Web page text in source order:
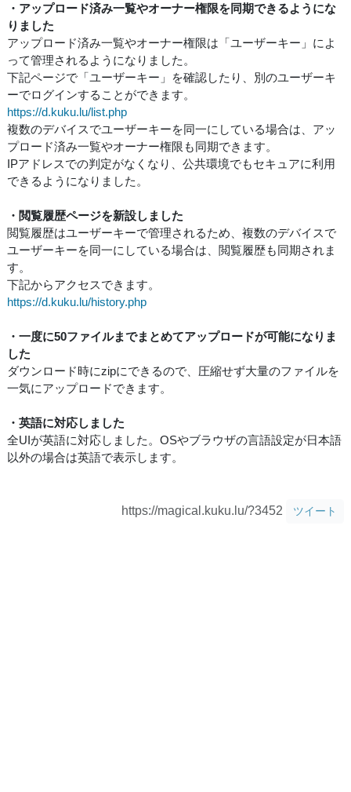
・アップロード済み一覧やオーナー権限を同期できるようにな
りました
アップロード済み一覧やオーナー権限は「ユーザーキー」によ
って管理されるようになりました。
下記ページで「ユーザーキー」を確認したり、別のユーザーキ
ーでログインすることができます。
https://d.kuku.lu/list.php
複数のデバイスでユーザーキーを同一にしている場合は、アッ
プロード済み一覧やオーナー権限も同期できます。
IPアドレスでの判定がなくなり、公共環境でもセキュアに利用
できるようになりました。
・閲覧履歴ページを新設しました
閲覧履歴はユーザーキーで管理されるため、複数のデバイスで
ユーザーキーを同一にしている場合は、閲覧履歴も同期されま
す。
下記からアクセスできます。
https://d.kuku.lu/history.php
・一度に50ファイルまでまとめてアップロードが可能になりま
した
ダウンロード時にzipにできるので、圧縮せず大量のファイルを
一気にアップロードできます。
・英語に対応しました
全UIが英語に対応しました。OSやブラウザの言語設定が日本語
以外の場合は英語で表示します。
https://magical.kuku.lu/?3452 ツイート